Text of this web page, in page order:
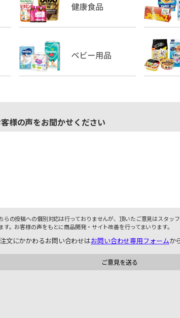
様の声をお聞かせください
らの投稿への個別対応は行っておりませんが、頂いたご意見はスタッ
す。お客様の声をもとに商品開発・サイト改善を行ってまいります。
文にかかわるお問い合わせはお問い合わせ専用フォームか